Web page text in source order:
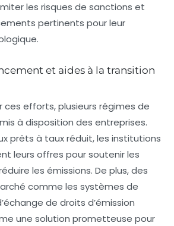
les risques de sanctions et
pertinents pour leur
et aides à la transition
ces efforts, plusieurs régimes de
à disposition des entreprises.
prêts à taux réduit, les institutions
leurs offres pour soutenir les
les émissions. De plus, des
comme les systèmes de
de droits d’émission
une solution prometteuse pour